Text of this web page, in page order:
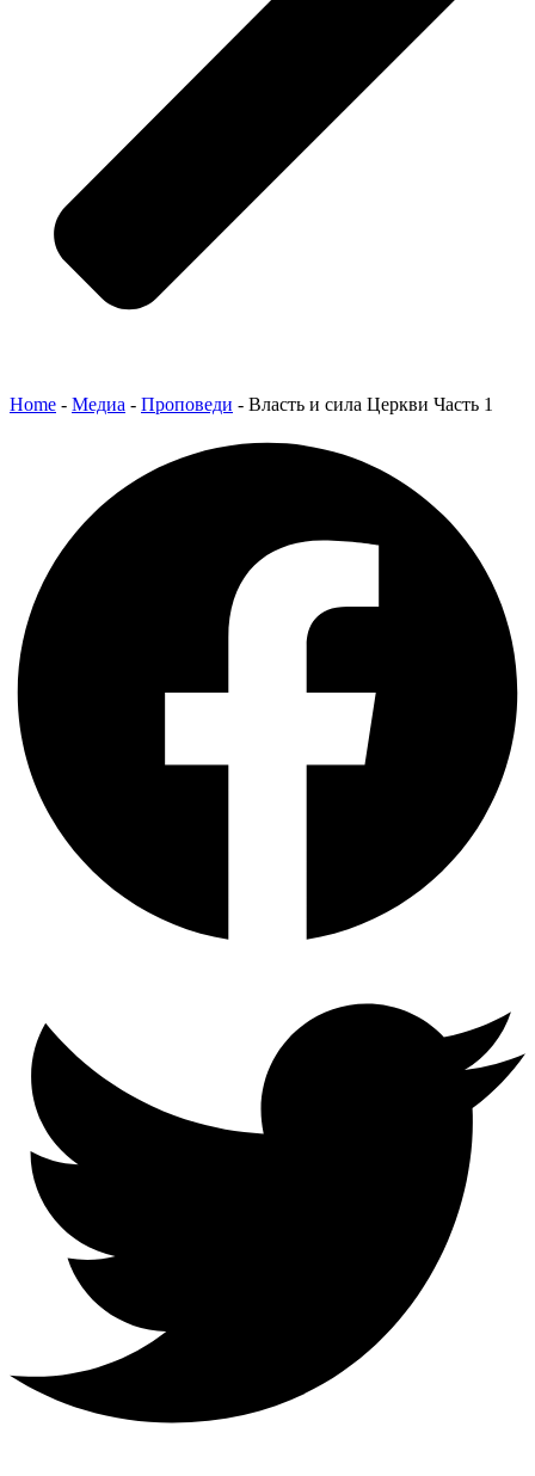
Home - Медиа - Проповеди - Власть и сила Церкви Часть 1